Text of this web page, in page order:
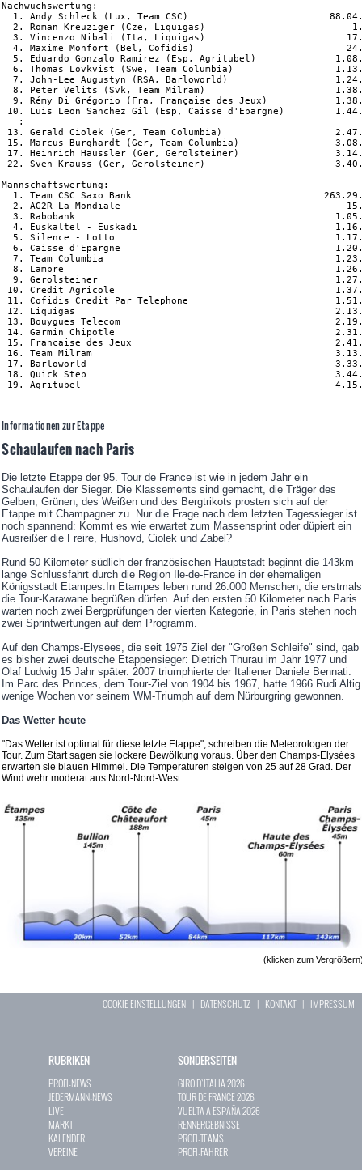
Nachwuchswertung:
1. Andy Schleck (Lux, Team CSC)
2. Roman Kreuziger (Cze, Liquigas)
3. Vincenzo Nibali (Ita, Liquigas)
4. Maxime Monfort (Bel, Cofidis)
5. Eduardo Gonzalo Ramirez (Esp, Agritubel)
6. Thomas Lövkvist (Swe, Team Columbia)
7. John-Lee Augustyn (RSA, Barloworld)
8. Peter Velits (Svk, Team Milram)
9. Rémy Di Grégorio (Fra, Française des Jeux)
10. Luis Leon Sanchez Gil (Esp, Caisse d'Epargne)
   :
13. Gerald Ciolek (Ger, Team Columbia)
15. Marcus Burghardt (Ger, Team Columbia)
17. Heinrich Haussler (Ger, Gerolsteiner)
22. Sven Krauss (Ger, Gerolsteiner)
Mannschaftswertung:
1. Team CSC Saxo Bank
2. AG2R-La Mondiale
3. Rabobank
4. Euskaltel - Euskadi
5. Silence - Lotto
6. Caisse d'Epargne
7. Team Columbia
8. Lampre
9. Gerolsteiner
10. Credit Agricole
11. Cofidis Credit Par Telephone
12. Liquigas
13. Bouygues Telecom
14. Garmin Chipotle
15. Francaise des Jeux
16. Team Milram
17. Barloworld
18. Quick Step
Informationen zur Etappe
Schaulaufen nach Paris
Die letzte Etappe der 95. Tour de France ist wie in jedem Jahr ein
Schaulaufen der Sieger. Die Klassements sind gemacht, die Träger des
Gelben, Grünen, des Weißen und des Bergtrikots prosten sich auf der
Etappe mit Champagner zu. Nur die Frage nach dem letzten Tagessieger ist
noch spannend: Kommt es wie erwartet zum Massensprint oder düpiert ein
Ausreißer die Freire, Hushovd, Ciolek und Zabel?
Rund 50 Kilometer südlich der französischen Hauptstadt beginnt die 143km
lange Schlussfahrt durch die Region Ile-de-France in der ehemaligen
Königsstadt Etampes.In Etampes leben rund 26.000 Menschen, die erstmals
die Tour-Karawane begrüßen dürfen. Auf den ersten 50 Kilometer nach Paris
warten noch zwei Bergprüfungen der vierten Kategorie, in Paris stehen noch
zwei Sprintwertungen auf dem Programm.
Auf den Champs-Elysees, die seit 1975 Ziel der "Großen Schleife" sind, gab
es bisher zwei deutsche Etappensieger: Dietrich Thurau im Jahr 1977 und
Olaf Ludwig 15 Jahr später. 2007 triumphierte der Italiener Daniele Bennati.
Im Parc des Princes, dem Tour-Ziel von 1904 bis 1967, hatte 1966 Rudi Altig
wenige Wochen vor seinem WM-Triumph auf dem Nürburgring gewonnen.
Das Wetter heute
"Das Wetter ist optimal für diese letzte Etappe", schreiben die Meteorologen der
Tour. Zum Start sagen sie lockere Bewölkung voraus. Über den Champs-Elysées
erwarten sie blauen Himmel. Die Temperaturen steigen von 25 auf 28 Grad. Der
Wind wehr moderat aus Nord-Nord-West.
(klicken zum
COOKIE EINSTELLUNGEN | DATENSCHUTZ | KONTAKT| IMPRESSUM
RUBRIKEN
PROFI-NEWS
JEDERMANN-NEWS
LIVE
MARKT
KALENDER
VEREINE
SONDERSEITEN
GIRO D`ITALIA 2026
TOUR DE FRANCE 2026
VUELTA A ESPAÑA 2026
RENNERGEBNISSE
PROFI-TEAMS
PROFI-FAHRER